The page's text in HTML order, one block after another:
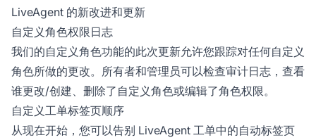
LiveAgent 的新改进和更新
自定义角色权限日志
我们的自定义角色功能的此次更新允许您跟踪对任何自定义
角色所做的更改。所有者和管理员可以检查审计日志，查看
谁更改/创建、删除了自定义角色或编辑了角色权限。
自定义工单标签页顺序
从现在开始，您可以告别 LiveAgent 工单中的自动标签页